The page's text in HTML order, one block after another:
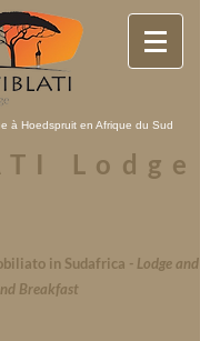
à Hoedspruit en Afrique du Sud
Lodge
in Sudafrica - Lodge and
Breakfast